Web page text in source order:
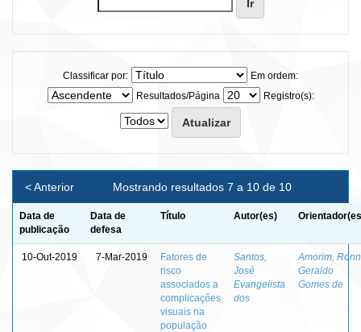
Classificar por:
Em ordem:
Resultados/Página
Registro(s):
Mostrando resultados 7 a 10 de 10
< Anterior
Data de
publicação
Data de
defesa
Título Autor(es)
10-Out-2019 7-Mar-2019
Fatores de
risco
associados a
complicações
visuais na
população
Santos,
José
Evangelista
dos
Amorim,
Geraldo
Gomes de